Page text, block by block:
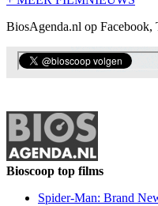
BiosAgenda.nl op Facebook,
Bioscoop top films
Spider-Man: Brand